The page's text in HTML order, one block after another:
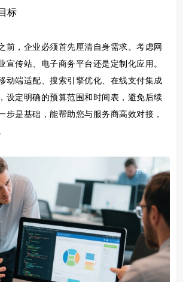
标
前，企业必须首先厘清自身需求。考虑网
宣传站、电子商务平台还是定制化应用。
动端适配、搜索引擎优化、在线支付集成
设定明确的预算范围和时间表，避免后续
步是基础，能帮助您与服务商高效对接，